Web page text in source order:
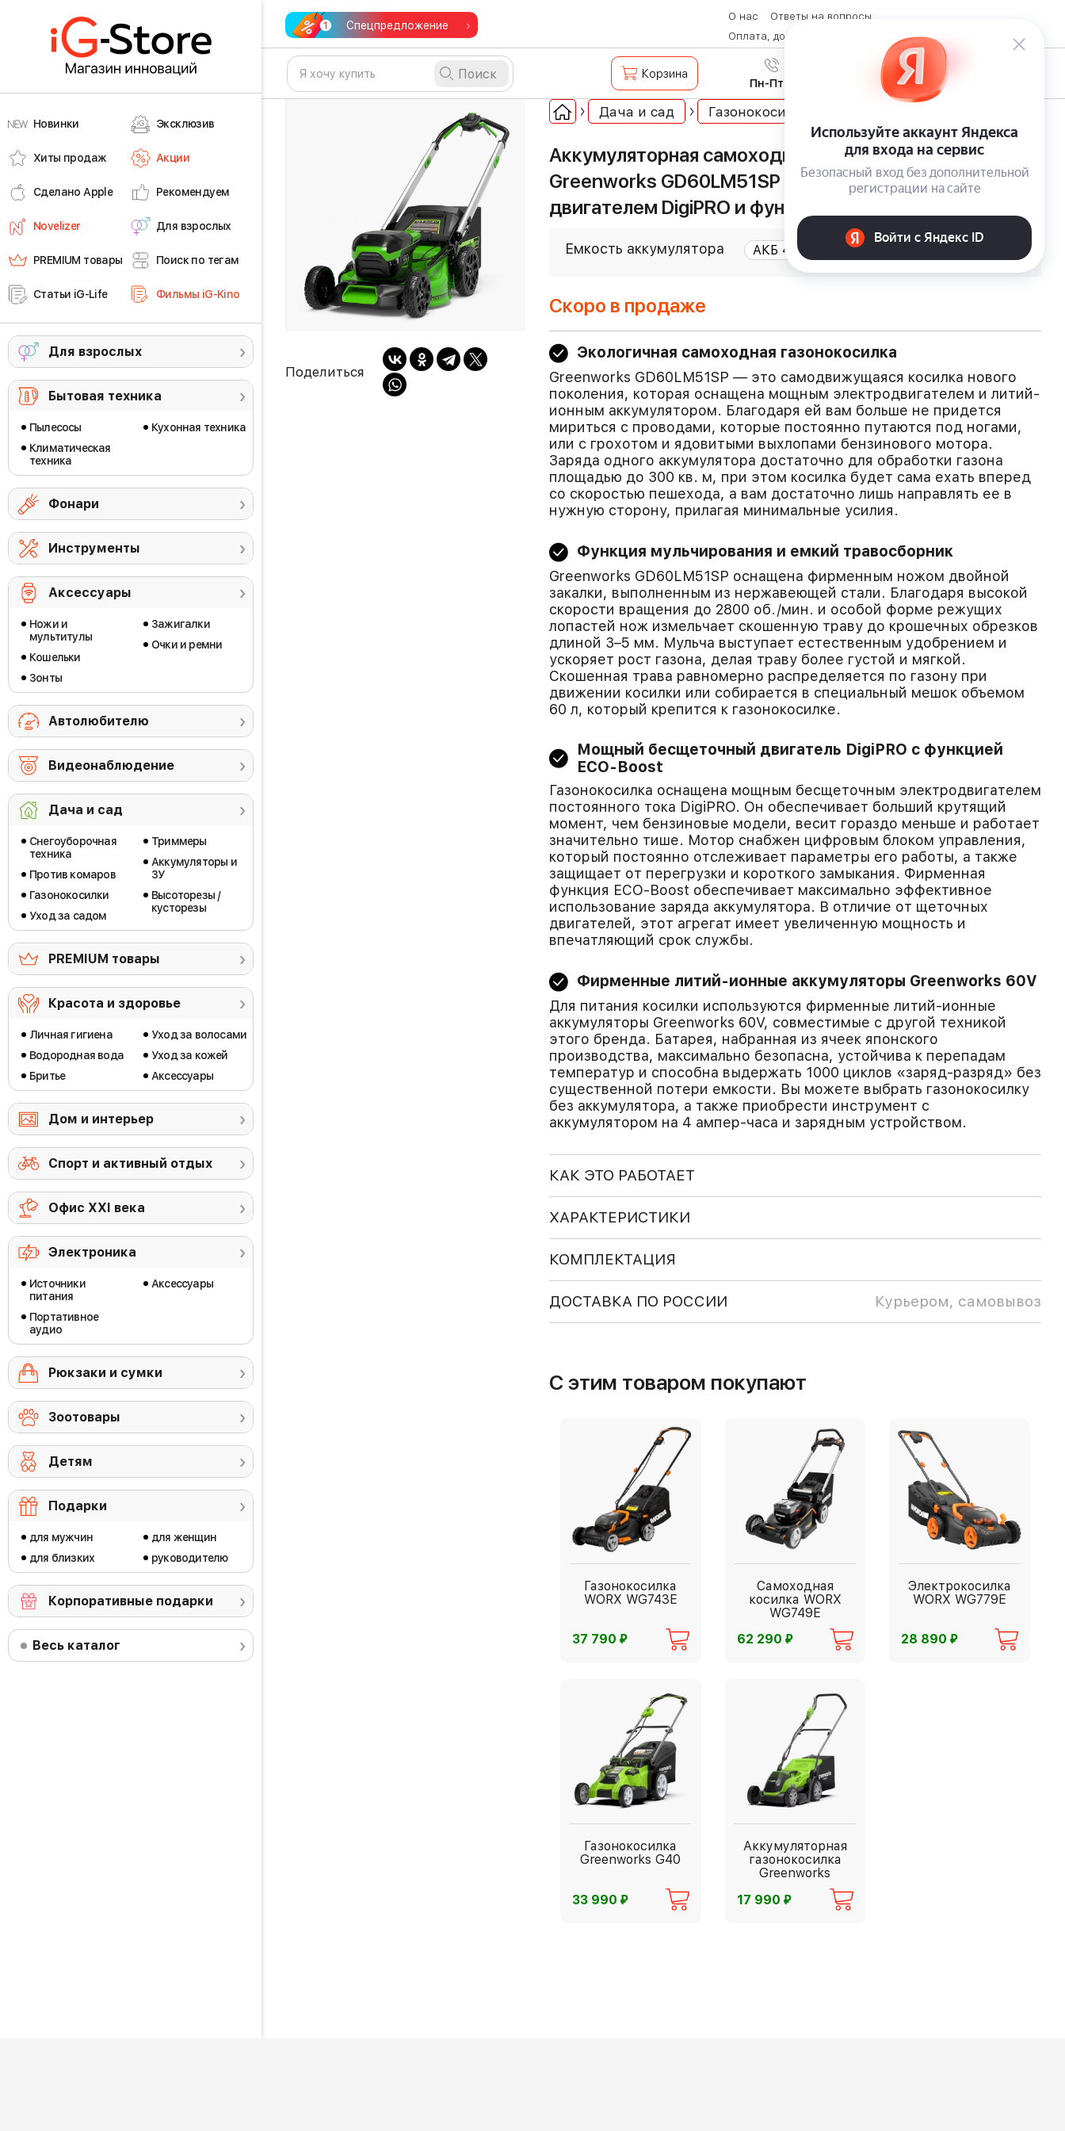
Новинки Эксклюзив
Хиты продаж Акции
Сделано Apple Рекомендуем
Novelizer Для взрослых
PREMIUM товары Поиск по тегам
Статьи iG-Life Фильмы iG-Kino
Для взрослых
Бытовая техника
Пылесосы
Климатическая
техника
Кухонная техника
Фонари
Инструменты
Аксессуары
Ножи и
мультитулы
Кошельки
Зонты
Зажигалки
Очки и ремни
Автолюбителю
Видеонаблюдение
Дача и сад
Снегоуборочная
техника
Против комаров
Газонокосилки
Уход за садом
Триммеры
Аккумуляторы и
ЗУ
Высоторезы /
кусторезы
PREMIUM товары
Красота и здоровье
Личная гигиена
Водородная вода
Бритье
Уход за волосами
Уход за кожей
Аксессуары
Дом и интерьер
Спорт и активный отдых
Офис ХХI века
Электроника
Источники
питания
Портативное
аудио
Аксессуары
Рюкзаки и сумки
Зоотовары
Детям
Подарки
для мужчин
для близких
для женщин
руководителю
Корпоративные подарки
Весь каталог
Спецпредложение
О нас
Ответы на вопросы
Оплата, доставка и возврат товара
Контакты
Поиск Корзина 8 (800) 600-28-07
Пн-Пт с 9:00 до 19:00
Поделиться
Дача и сад Газонокосилки
Аккумуляторная самоходная газонокосилка
Greenworks GD60LM51SP с мульчирующим ножом,
двигателем DigiPRO и функцией ECO-Boost
Емкость аккумулятора
Скоро в продаже
Экологичная самоходная газонокосилка
Greenworks GD60LM51SP — это самодвижущаяся косилка нового
поколения, которая оснащена мощным электродвигателем и литий-
ионным аккумулятором. Благодаря ей вам больше не придется
мириться с проводами, которые постоянно путаются под ногами,
или с грохотом и ядовитыми выхлопами бензинового мотора.
Заряда одного аккумулятора достаточно для обработки газона
площадью до 300 кв. м, при этом косилка будет сама ехать вперед
со скоростью пешехода, а вам достаточно лишь направлять ее в
нужную сторону, прилагая минимальные усилия.
Функция мульчирования и емкий травосборник
Greenworks GD60LM51SP оснащена фирменным ножом двойной
закалки, выполненным из нержавеющей стали. Благодаря высокой
скорости вращения до 2800 об./мин. и особой форме режущих
лопастей нож измельчает скошенную траву до крошечных обрезков
длиной 3–5 мм. Мульча выступает естественным удобрением и
ускоряет рост газона, делая траву более густой и мягкой.
Скошенная трава равномерно распределяется по газону при
движении косилки или собирается в специальный мешок объемом
60 л, который крепится к газонокосилке.
Мощный бесщеточный двигатель DigiPRO с функцией
ECO-Boost
Газонокосилка оснащена мощным бесщеточным электродвигателем
постоянного тока DigiPRO. Он обеспечивает больший крутящий
момент, чем бензиновые модели, весит гораздо меньше и работает
значительно тише. Мотор снабжен цифровым блоком управления,
который постоянно отслеживает параметры его работы, а также
защищает от перегрузки и короткого замыкания. Фирменная
функция ECO-Boost обеспечивает максимально эффективное
использование заряда аккумулятора. В отличие от щеточных
двигателей, этот агрегат имеет увеличенную мощность и
впечатляющий срок службы.
Фирменные литий-ионные аккумуляторы Greenworks 60V
Для питания косилки используются фирменные литий-ионные
аккумуляторы Greenworks 60V, совместимые с другой техникой
этого бренда. Батарея, набранная из ячеек японского
производства, максимально безопасна, устойчива к перепадам
температур и способна выдержать 1000 циклов «заряд-разряд» без
существенной потери емкости. Вы можете выбрать газонокосилку
без аккумулятора, а также приобрести инструмент с
аккумулятором на 4 ампер-часа и зарядным устройством.
КАК ЭТО РАБОТАЕТ
ХАРАКТЕРИСТИКИ
КОМПЛЕКТАЦИЯ
ДОСТАВКА ПО РОССИИ Курьером, самовывоз
С этим товаром покупают
Газонокосилка
WORX WG743E
37 790 ⃏
Самоходная
косилка WORX
WG749E
62 290 ⃏
Электрокосилка
WORX WG779E
28 890⃏
Газонокосилка
Greenworks G40
33 990 ⃏
Аккумуляторная
газонокосилка
Greenworks
17 990 ⃏